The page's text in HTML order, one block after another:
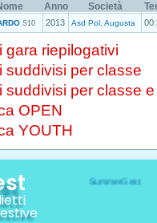
Anno Società
S10 2013 Asd Pol. Augusta
gara riepilogativi
suddivisi per classe
suddivisi per classe
OPEN
YOUTH